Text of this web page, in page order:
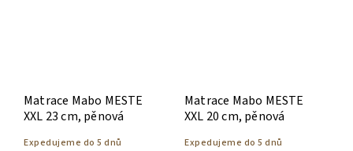
Matrace Mabo MESTE
XXL 23 cm, pěnová
Expedujeme do 5 dnů
Matrace Mabo MESTE
XXL 20 cm, pěnová
Expedujeme do 5 dnů